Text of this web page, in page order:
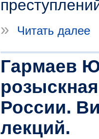
»
Читать далее
Гармаев
России.
лекций.